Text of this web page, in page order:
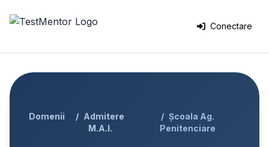
Conectare
Domenii
Admitere
M.A.I.
Școala Ag.
Penitenciare